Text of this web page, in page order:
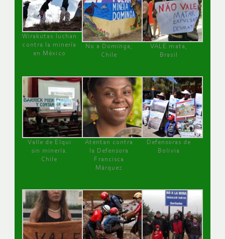
Wirakutas luchan
contra la minería
en México
No a Dominga,
Chile
VALE mata,
Brasil
Valle de Elqui
sin minería.
Chile
Atentan contra
la Defensora
Francisca
Márquez
Defensoras de
Bolivia